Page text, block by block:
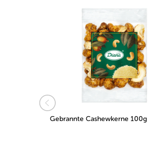
Gebrannte Cashewkerne 100g